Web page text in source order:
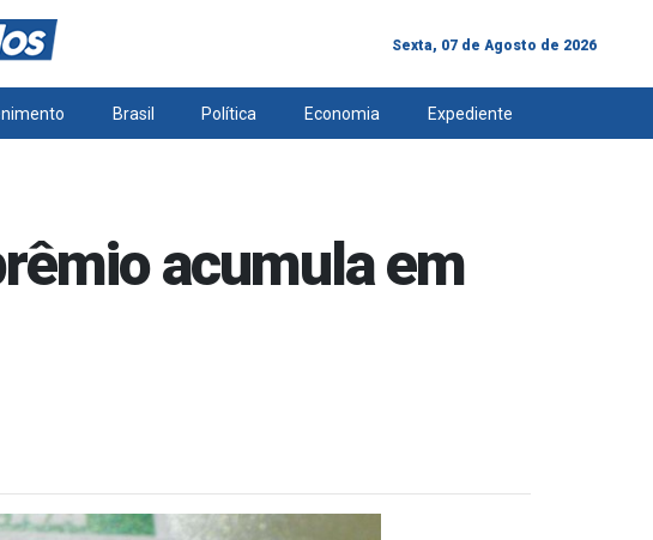
Sexta, 07 de Agosto de 2026
Brasil Política Economia Expediente
acumula em